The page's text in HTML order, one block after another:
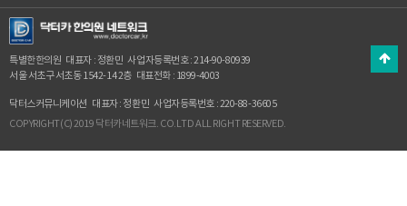
특별한한의원 대표자 : 정환민 사업자등록번호 : 214-90-80939
서울 서초구 서초동 1542-14 2층 대표전화 : 1899-4003
닥터스커뮤니케이션 대표자 : 정환민 사업자등록번호 : 220-88-36605
COPYRIGHT(C) 2019 닥터카네트워크. CO.LTD ALL RIGHT RESERVED.